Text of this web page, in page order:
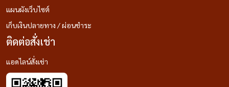
แผนผังเว็บไซต์
เก็บเงินปลายทาง / ผ่อนชำระ
ติดต่อสั่งเช่า
แอดไลน์สั่งเช่า